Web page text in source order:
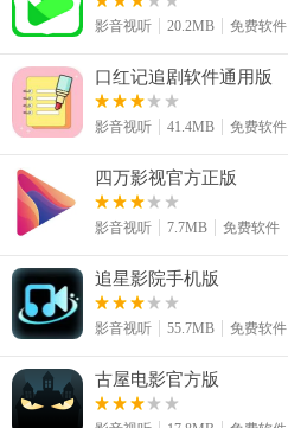
影音视听 20.2MB 免费软件
口红记追剧软件通用版
影音视听 41.4MB 免费软件
四万影视官方正版
影音视听 7.7MB 免费软件
追星影院手机版
影音视听 55.7MB 免费软件
古屋电影官方版